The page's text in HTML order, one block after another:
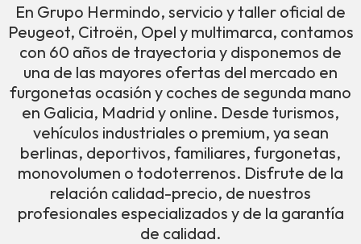
En Grupo Hermindo, servicio y taller oficial de
Peugeot, Citroën, Opel y multimarca, contamos
con 60 años de trayectoria y disponemos de
una de las mayores ofertas del mercado en
furgonetas ocasión y coches de segunda mano
en Galicia, Madrid y online. Desde turismos,
vehículos industriales o premium, ya sean
berlinas, deportivos, familiares, furgonetas,
monovolumen o todoterrenos. Disfrute de la
relación calidad-precio, de nuestros
profesionales especializados y de la garantía
de calidad.